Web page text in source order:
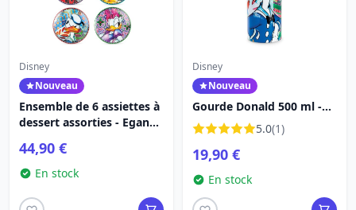
Disney
Nouveau
Ensemble de 6 assiettes à
dessert assorties - Egan
44,90 €
En stock
Disney
Nouveau
Gourde Donald 500 ml -
Egan Disney Home
5.0(1)
19,90 €
En stock